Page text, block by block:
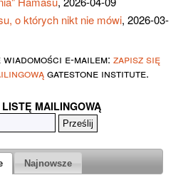
o których nikt nie mówi, 2026-03-
e-mailem: zapisz się
gatestone institute.
MAILINGOWĄ
Najnowsze